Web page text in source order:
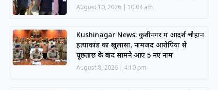
August 10, 2026 10:04 am
Kushinagar News: कुशीनगर में आदर्श चौहान
हत्याकांड का खुलासा, नामजद आरोपियों से
पूछताछ के बाद सामने आए 5 नए नाम
August 8, 2026 4:10 pm